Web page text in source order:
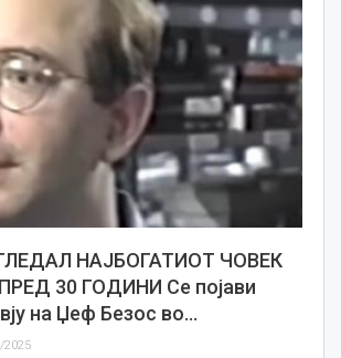
НАЈБОГАТИОТ ЧОВЕК
30 ГОДИНИ Се појави
на Џеф Безос во…
2025